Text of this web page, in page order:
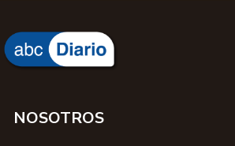
NOSOTROS